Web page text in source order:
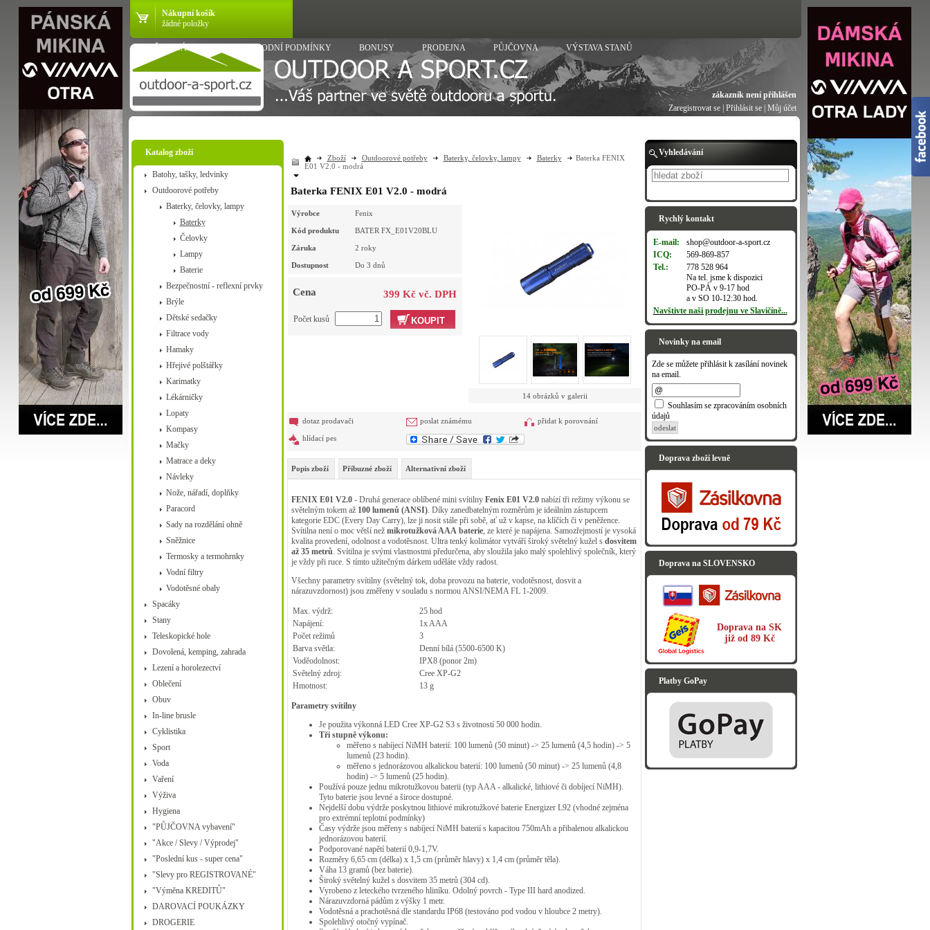
Nákupní košík
žádné položky
VŠE O NÁKUPU OBCHODNÍ PODMÍNKY BONUSY PRODEJNA PŮJČOVNA VÝSTAVA STANŮ
zákazník není přihlášen
Zaregistrovat se| Přihlásit se| Můj účet
Katalog zboží
Batohy, tašky, ledvinky
Outdoorové potřeby
Baterky, čelovky, lampy
Baterky
Čelovky
Lampy
Baterie
Bezpečnostní - reflexní prvky
Brýle
Dětské sedačky
Filtrace vody
Hamaky
Hřejivé polštářky
Karimatky
Lékárničky
Lopaty
Kompasy
Mačky
Matrace a deky
Návleky
Nože, nářadí, doplňky
Paracord
Sady na rozdělání ohně
Sněžnice
Termosky a termohrnky
Vodní filtry
Vodotěsné obaly
Spacáky
Stany
Teleskopické hole
Dovolená, kemping, zahrada
Lezení a horolezectví
Oblečení
Obuv
In-line brusle
Cyklistika
Sport
Voda
Vaření
Výživa
Hygiena
"PŮJČOVNA vybavení"
"Akce / Slevy / Výprodej"
"Poslední kus - super cena"
"Slevy pro REGISTROVANÉ"
"Výměna KREDITŮ"
DAROVACÍ POUKÁZKY
DROGERIE
Zboží Outdoorové potřeby Baterky, čelovky, lampy Baterky
Baterka FENIX
E01 V2.0 - modrá
Baterka FENIX E01 V2.0 - modrá
Výrobce Fenix
Kód produktu BATER FX_E01V20BLU
Záruka 2 roky
Dostupnost Do 3 dnů
Cena 399 Kč vč. DPH
KOUPIT
Počet kusů
14 obrázků v galerii
dotaz prodavači poslat známému přidat k porovnání
hlídací pes
Popis zboží Příbuzné zboží Alternativní zboží
FENIX E01 V2.0- Druhá generace oblíbené mini svítilny Fenix E01 V2.0nabízí tři režimy výkonu se
světelným tokem až 100 lumenů (ANSI). Díky zanedbatelným rozměrům je ideálním zástupcem
kategorie EDC (Every Day Carry), lze ji nosit stále při sobě, ať už v kapse, na klíčích či v peněžence.
Svítilna není o moc větší než mikrotužková AAA baterie, ze které je napájena. Samozřejmostí je vysoká
kvalita provedení, odolnost a vodotěsnost. Ultra tenký kolimátor vytváří široký světelný kužel s dosvitem
až 35 metrů. Svítilna je svými vlastnostmi předurčena, aby sloužila jako malý spolehlivý společník, který
je vždy při ruce. S tímto užitečným dárkem uděláte vždy radost.
Všechny parametry svítilny (světelný tok, doba provozu na baterie, vodotěsnost, dosvit a
nárazuvzdornost) jsou změřeny v souladu s normou ANSI/NEMA FL 1-2009.
Max. výdrž:
25 hod
Napájení:
1x AAA
Počet režimů
3
Barva světla:
Denní bílá (5500-6500 K)
Voděodolnost:
IPX8 (ponor 2m)
Světelný zdroj:
Cree XP-G2
Hmotnost:
13 g
Parametry svítilny
Je použita výkonná LED Cree XP-G2 S3 s životností 50 000 hodin.
Tři stupně výkonu:
měřeno s nabíjecí NiMH baterií: 100 lumenů (50 minut) -> 25 lumenů (4,5 hodin) -> 5
lumenů (23 hodin).
měřeno s jednorázovou alkalickou baterií: 100 lumenů (50 minut) -> 25 lumenů (4,8
hodin) -> 5 lumenů (25 hodin).
Používá pouze jednu mikrotužkovou baterii (typ AAA - alkalické, lithiové či dobíjecí NiMH).
Tyto baterie jsou levné a široce dostupné.
Nejdelší dobu výdrže poskytnou lithiové mikrotužkové baterie Energizer L92 (vhodné zejména
pro extrémní teplotní podmínky)
Časy výdrže jsou měřeny s nabíjecí NiMH baterií s kapacitou 750mAh a přibalenou alkalickou
jednorázovou baterií.
Podporované napětí baterií 0,9-1,7V.
Rozměry 6,65 cm (délka) x 1,5 cm (průměr hlavy) x 1,4 cm (průměr těla).
Váha 13 gramů (bez baterie).
Široký světelný kužel s dosvitem 35 metrů (304 cd).
Vyrobeno z leteckého tvrzeného hliníku. Odolný povrch - Type III hard anodized.
Nárazuvzdorná pádům z výšky 1 metr.
Vodotěsná a prachotěsná dle standardu IP68 (testováno pod vodou v hloubce 2 metry).
Spolehlivý otočný vypínač.
Vyhledávání
Rychlý kontakt
E-mail:
shop@outdoor-a-sport.cz
ICQ:
569-869-857
Tel.:
778 528 964
Na tel. jsme k dispozici
PO-PÁ v 9-17 hod
a v SO 10-12:30 hod.
Navštivte naši prodejnu ve Slavičíně...
Novinky na email
Zde se můžete přihlásit k zasílání novinek
na email.
Souhlasím se zpracováním osobních
údajů
odeslat
Doprava zboží levně
Doprava na SLOVENSKO
Doprava na SK
již od 89 Kč
Platby GoPay